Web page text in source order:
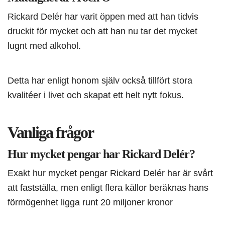
Rickard Delér har varit öppen med att han tidvis
druckit för mycket och att han nu tar det mycket
lugnt med alkohol.
Detta har enligt honom själv också tillfört stora
kvalitéer i livet och skapat ett helt nytt fokus.
Vanliga frågor
Hur mycket pengar har Rickard Delér?
Exakt hur mycket pengar Rickard Delér har är svårt
att fastställa, men enligt flera källor beräknas hans
förmögenhet ligga runt 20 miljoner kronor